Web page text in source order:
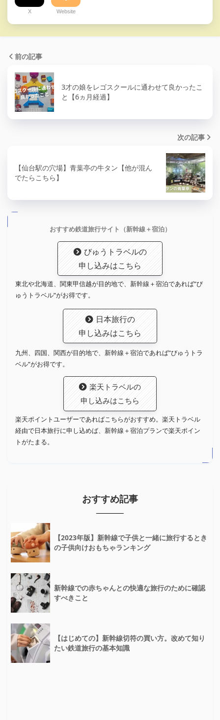
X Website
前の記事
3才の娘をレゴスクールに通わせて良かったこ
と【6ヵ月経過】
次の記事
【仙台駅の穴場】青葉亭の牛タン【他が混ん
でたらこちら】
おすすめ鉄道旅行サイト（新幹線＋宿泊）
びゅうトラベルの
申し込みはこちら
東北や北海道、関東甲信越が目的地で、新幹線＋宿泊であれば”び
ゅうトラベル”がお得です。
日本旅行の
申し込みはこちら
九州、四国、関西が目的地で、新幹線＋宿泊であれば”びゅうトラ
ベル”がお得です。
楽天トラベルの
申し込みはこちら
楽天ポイントユーザーであればこちらがおすすめ。楽天トラベル
経由で日本旅行に申し込めば、新幹線＋宿泊プランで楽天ポイン
トがたまる。
おすすめ記事
【2023年版】新幹線で子供と一緒に旅行するとき
の子供向けおもちゃランキング
新幹線での赤ちゃんとの快適な旅行のために確認
すべきこと
【はじめての】新幹線切符の買い方。改めて知り
たい鉄道旅行の基本知識